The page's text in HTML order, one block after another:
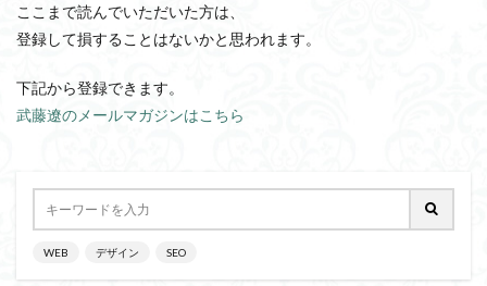
ここまで読んでいただいた方は、
登録して損することはないかと思われます。
下記から登録できます。
武藤遼のメールマガジンはこちら
WEB デザイン SEO